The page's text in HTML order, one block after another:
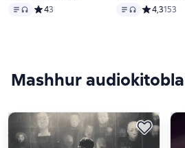
Matn , audio format mavjud
Средний рейтинг 4 на основе 3
43 Matn , audio
Средний
4,3153
Mashhur